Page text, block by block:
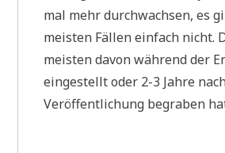
mal mehr durchwachsen, es
meisten Fällen einfach nicht.
meisten davon während der
eingestellt oder 2-3 Jahre
Veröffentlichung begraben